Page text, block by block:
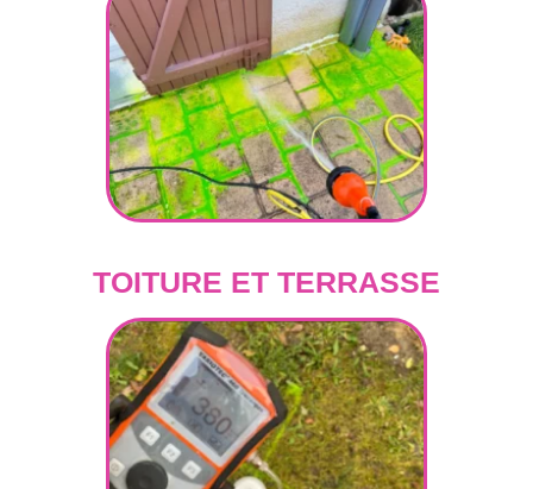
TOITURE ET TERRASSE